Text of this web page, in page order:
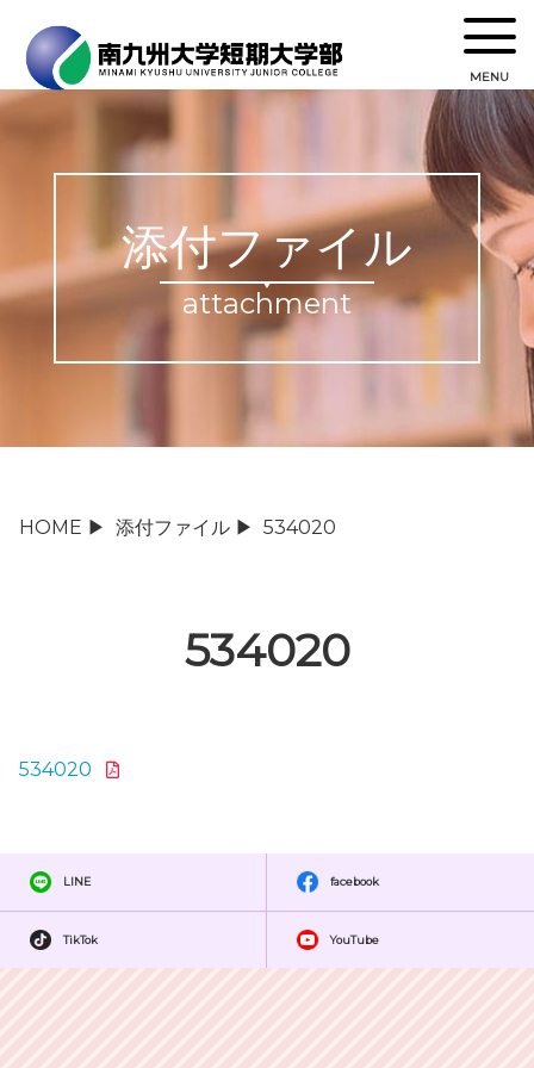
MENU
添付ファイル
attachment
HOME ▶ 添付ファイル ▶ 534020
534020
534020
LINE facebook
TikTok YouTube